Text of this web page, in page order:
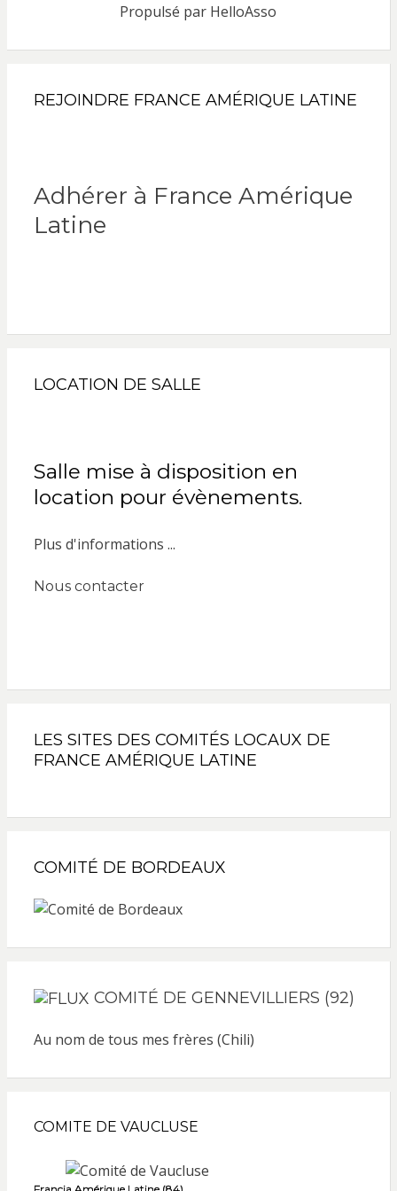
Propulsé par HelloAsso
REJOINDRE FRANCE AMÉRIQUE LATINE
Adhérer à France Amérique
Latine
LOCATION DE SALLE
Salle mise à disposition en
location pour évènements.
Plus d'informations ...
Nous contacter
LES SITES DES COMITÉS LOCAUX DE
FRANCE AMÉRIQUE LATINE
COMITÉ DE BORDEAUX
COMITÉ DE GENNEVILLIERS (92)
Au nom de tous mes frères (Chili)
COMITE DE VAUCLUSE